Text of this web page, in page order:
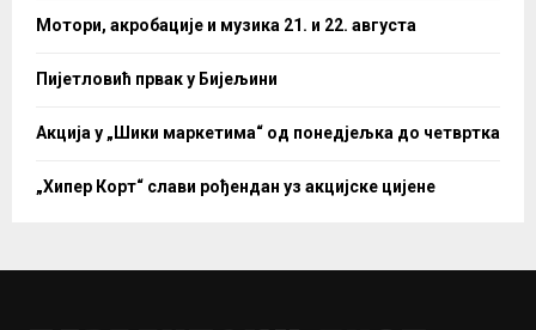
Мотори, акробације и музика 21. и 22. августа
Пијетловић првак у Бијељини
Акција у „Шики маркетима“ од понедјељка до четвртка
„Хипер Корт“ слави рођендан уз акцијске цијене